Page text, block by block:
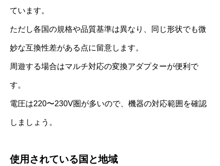
ています。
ただし各国の規格や品質基準は異なり、同じ形状でも微
妙な互換性差がある点に留意します。
周遊する場合はマルチ対応の変換アダプターが便利で
す。
電圧は220〜230V圏が多いので、機器の対応範囲を確認
しましょう。
使用されている国と地域